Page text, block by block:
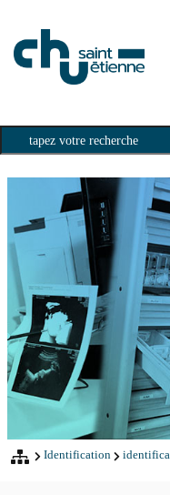
Identification